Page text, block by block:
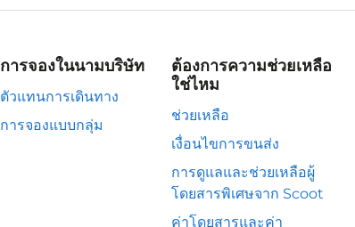
การจองในนามบริษัท
ตัวแทนการเดินทาง
การจองแบบกลุ่ม
ต้องการความช่วยเหลือ
ใช่ไหม
ช่วยเหลือ
เงื่อนไขการขนส่ง
การดูแลและช่วยเหลือผู้
โดยสารพิเศษจาก Scoot
ค่าโดยสารและค่า